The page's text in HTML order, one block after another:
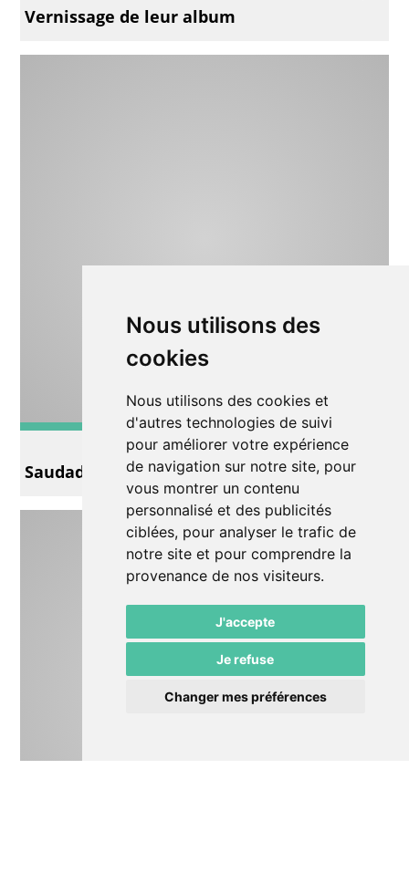
Nous utilisons des
cookies
Nous utilisons des cookies et
d'autres technologies de suivi
pour améliorer votre expérience
de navigation sur notre site, pour
vous montrer un contenu
personnalisé et des publicités
ciblées, pour analyser le trafic de
notre site et pour comprendre la
provenance de nos visiteurs.
J'accepte
Je refuse
Changer mes préférences
Vernissage de leur album
Musique
Saudade & Alma